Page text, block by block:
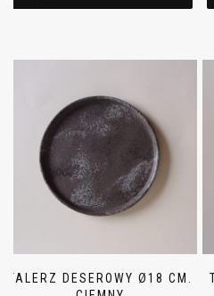
TALERZ DESEROWY Ø18 CM.